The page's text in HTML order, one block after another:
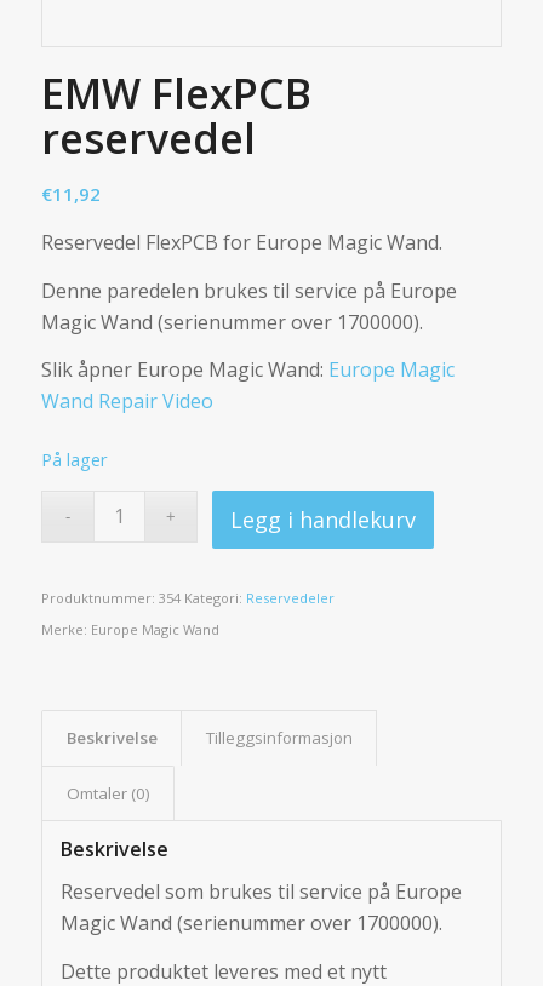
EMW FlexPCB
reservedel
€11,92
Reservedel FlexPCB for Europe Magic Wand.
Denne paredelen brukes til service på Europe
Magic Wand (serienummer over 1700000).
Slik åpner Europe Magic Wand: Europe Magic
Wand Repair Video
På lager
Legg i handlekurv
Produktnummer: 354 Kategori: Reservedeler
Merke: Europe Magic Wand
Beskrivelse Tilleggsinformasjon
Omtaler (0)
Beskrivelse
Reservedel som brukes til service på Europe
Magic Wand (serienummer over 1700000).
Dette produktet leveres med et nytt